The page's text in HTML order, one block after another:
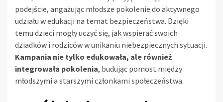
podejście, angażując młodsze pokolenie do aktywnego
udziału w edukacji na temat bezpieczeństwa. Dzięki
temu dzieci mogły uczyć się, jak wspierać swoich
dziadków i rodziców w unikaniu niebezpiecznych sytuacji.
Kampania nie tylko edukowała, ale również
integrowała pokolenia, budując pomost między
młodszymi a starszymi członkami społeczeństwa.